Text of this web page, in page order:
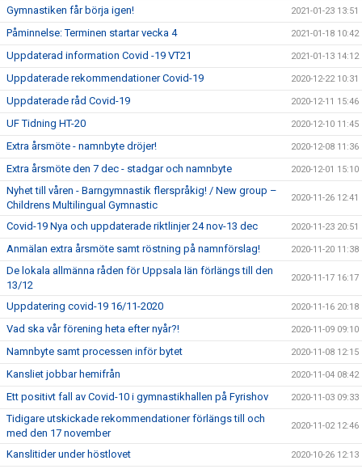
Gymnastiken får börja igen! 2021-01-23 13:51
Påminnelse: Terminen startar vecka 4 2021-01-18 10:42
Uppdaterad information Covid -19 VT21 2021-01-13 14:12
Uppdaterade rekommendationer Covid-19 2020-12-22 10:31
Uppdaterade råd Covid-19 2020-12-11 15:46
UF Tidning HT-20 2020-12-10 11:45
Extra årsmöte - namnbyte dröjer! 2020-12-08 11:36
Extra årsmöte den 7 dec - stadgar och namnbyte 2020-12-01 15:10
Nyhet till våren - Barngymnastik flerspråkig! / New group –
Childrens Multilingual Gymnastic
2020-11-26 12:41
Covid-19 Nya och uppdaterade riktlinjer 24 nov-13 dec 2020-11-23 20:51
Anmälan extra årsmöte samt röstning på namnförslag! 2020-11-20 11:38
De lokala allmänna råden för Uppsala län förlängs till den
13/12
2020-11-17 16:17
Uppdatering covid-19 16/11-2020 2020-11-16 20:18
Vad ska vår förening heta efter nyår?! 2020-11-09 09:10
Namnbyte samt processen inför bytet 2020-11-08 12:15
Kansliet jobbar hemifrån 2020-11-04 08:42
Ett positivt fall av Covid-10 i gymnastikhallen på Fyrishov 2020-11-03 09:33
Tidigare utskickade rekommendationer förlängs till och
med den 17 november
2020-11-02 12:46
Kanslitider under höstlovet 2020-10-26 12:13